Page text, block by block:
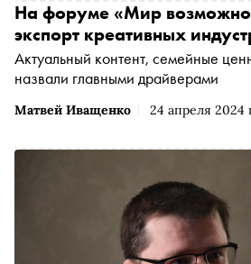
Матвей Иващенко 24 апреля 2024
На форуме «Мир
экспорт креативных
Актуальный контент, семейные
назвали главными драйверами